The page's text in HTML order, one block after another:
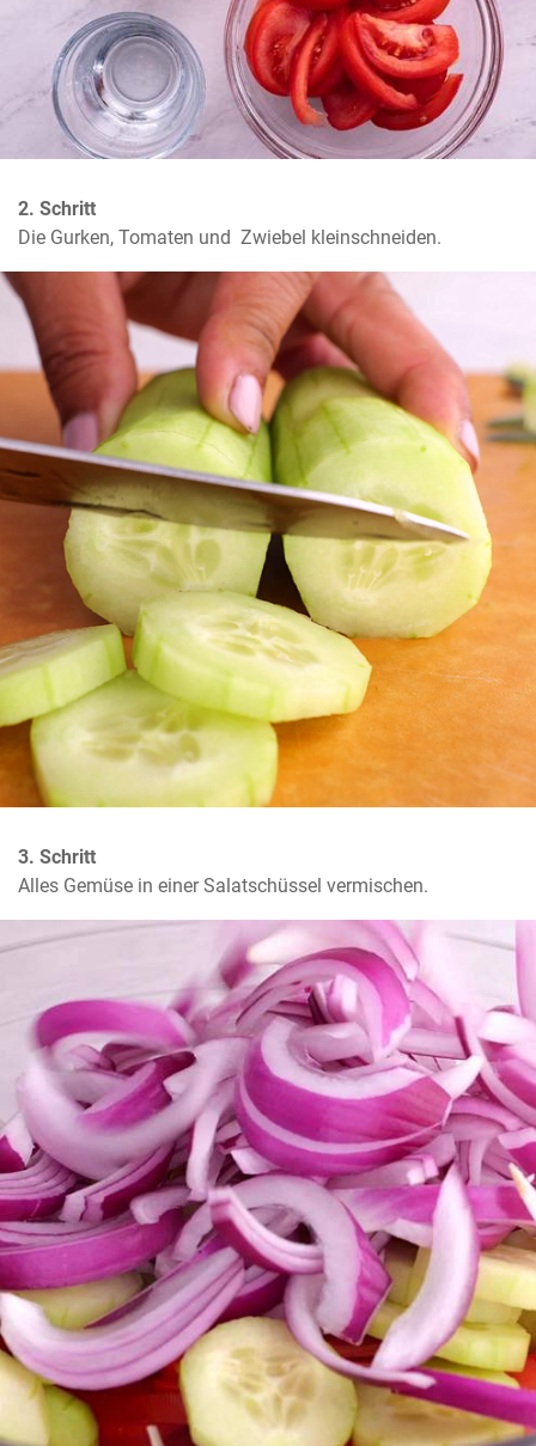
2. Schritt
Die Gurken, Tomaten und  Zwiebel kleinschneiden.
3. Schritt
Alles Gemüse in einer Salatschüssel vermischen.